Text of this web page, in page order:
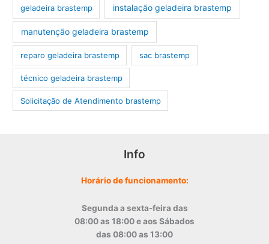
geladeira brastemp instalação geladeira brastemp
manutenção geladeira brastemp
reparo geladeira brastemp sac brastemp
técnico geladeira brastemp
‎Solicitação de Atendimento brastemp
Info
Horário de funcionamento:
Segunda a sexta-feira das
08:00 as 18:00 e aos Sábados
das 08:00 as 13:00